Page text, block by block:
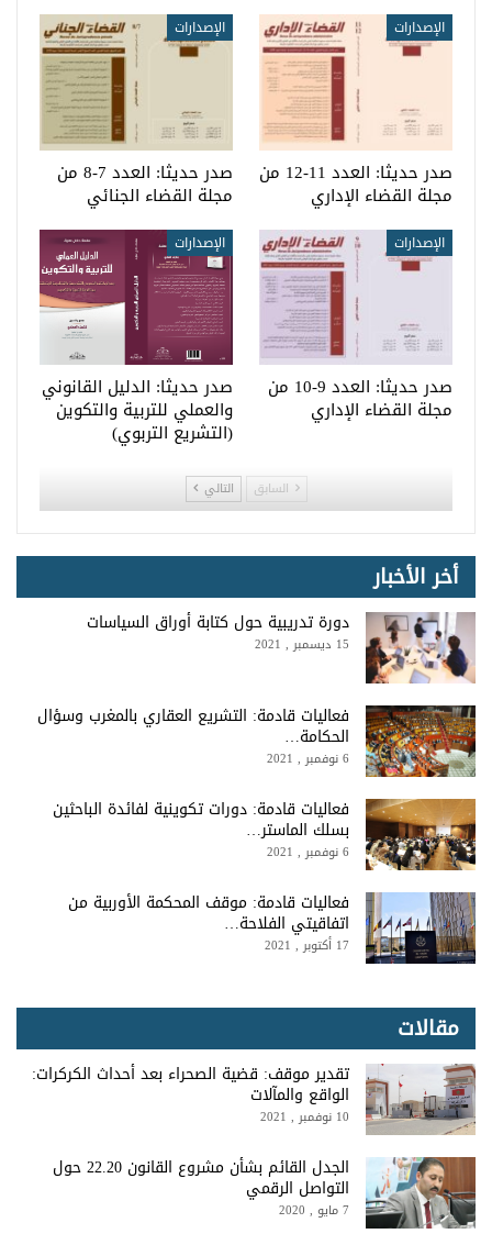
الإصدارات
صدر حديثا: العدد 11-12 من
مجلة القضاء الإداري
الإصدارات
صدر حديثا: العدد 7-8 من
مجلة القضاء الجنائي
الإصدارات
صدر حديثا: العدد 9-10 من
مجلة القضاء الإداري
الإصدارات
صدر حديثا: الدليل القانوني
والعملي للتربية والتكوين
(التشريع التربوي)
السابق التالي
أخر الأخبار
دورة تدريبية حول كتابة أوراق السياسات
15 ديسمبر , 2021
فعاليات قادمة: التشريع العقاري بالمغرب وسؤال
الحكامة…
6 نوفمبر , 2021
فعاليات قادمة: دورات تكوينية لفائدة الباحثين
بسلك الماستر…
6 نوفمبر , 2021
فعاليات قادمة: موقف المحكمة الأوربية من
اتفاقيتي الفلاحة…
17 أكتوبر , 2021
مقالات
تقدير موقف: قضية الصحراء بعد أحداث الكركرات:
الواقع والمآلات
10 نوفمبر , 2021
الجدل القائم بشأن مشروع القانون 22.20 حول
التواصل الرقمي
7 مايو , 2020